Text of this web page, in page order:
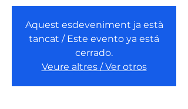
Aquest esdeveniment ja està
tancat / Este evento ya está
cerrado.
Veure altres / Ver otros